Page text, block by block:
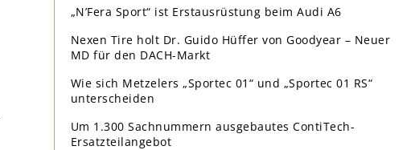
„N’Fera Sport“ ist Erstausrüstung beim Audi A6
Nexen Tire holt Dr. Guido Hüffer von Goodyear – Neuer
MD für den DACH-Markt
Wie sich Metzelers „Sportec 01“ und „Sportec 01 RS“
unterscheiden
Um 1.300 Sachnummern ausgebautes ContiTech-
Ersatzteilangebot